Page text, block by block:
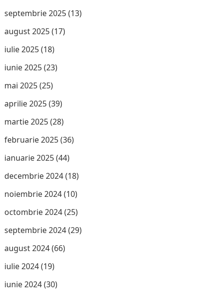
septembrie 2025(13)
august 2025(17)
iulie 2025(18)
iunie 2025(23)
mai 2025(25)
aprilie 2025(39)
martie 2025(28)
februarie 2025(36)
ianuarie 2025(44)
decembrie 2024(18)
noiembrie 2024(10)
octombrie 2024(25)
septembrie 2024(29)
august 2024(66)
iulie 2024(19)
iunie 2024(30)